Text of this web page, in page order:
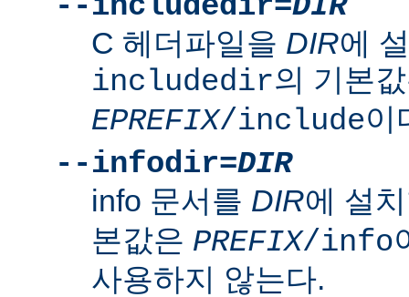
C 헤더파일을 DIR에
includedir의 기본
EPREFIX/include이
--infodir=DIR
info 문서를 DIR에 설
본값은 PREFIX/info
사용하지 않는다.